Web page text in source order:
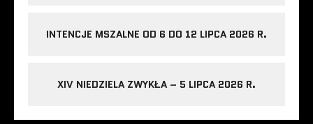
INTENCJE MSZALNE OD 6 DO 12 LIPCA 2026 R.
XIV NIEDZIELA ZWYKŁA – 5 LIPCA 2026 R.